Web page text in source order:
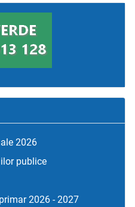
2026
publice
2026 - 2027